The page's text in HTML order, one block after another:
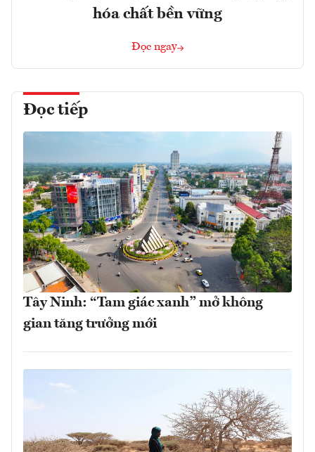
hóa chất bền vững
Đọc ngay
Đọc tiếp
Tây Ninh: “Tam giác xanh” mở không
gian tăng trưởng mới